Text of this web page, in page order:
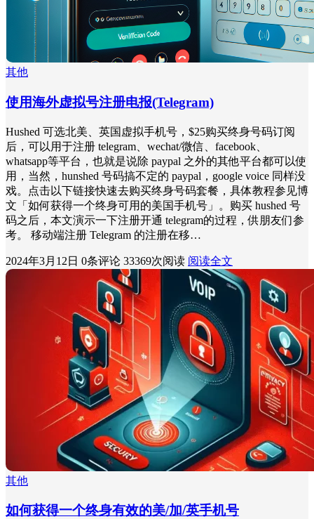
其他
使用海外虚拟号注册电报(Telegram)
Hushed 可选北美、英国虚拟手机号，$25购买终身号码订阅
后，可以用于注册 telegram、wechat/微信、facebook、
whatsapp等平台，也就是说除 paypal 之外的其他平台都可以使
用，当然，hunshed 号码搞不定的 paypal，google voice 同样没
戏。点击以下链接快速去购买终身号码套餐，具体教程参见博
文「如何获得一个终身可用的美国手机号」。购买 hushed 号
码之后，本文演示一下注册开通 telegram的过程，供朋友们参
考。 移动端注册 Telegram 的注册在移…
2024年3月12日 0条评论 33369次阅读 阅读全文
其他
如何获得一个终身有效的美/加/英手机号